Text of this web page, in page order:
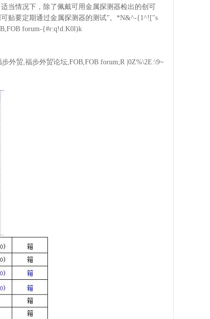
当情况下，除了佩戴可用金属探测器检出的创可
贴要定期通过金属探测器的测试”。*N&^-{1^!["s
forum-{#r:q!d.K0l)k
外贸,福步外贸论坛,FOB,FOB forum;R |0Z%\2E:\9~